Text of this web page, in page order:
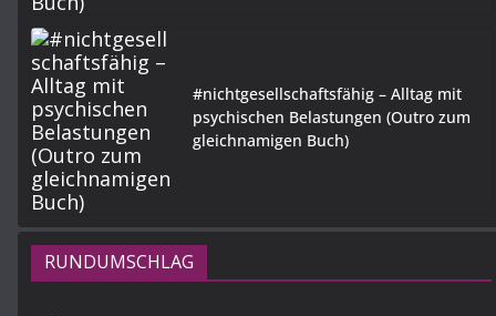
#nichtgesellschaftsfähig – Alltag mit
psychischen Belastungen (Outro zum
gleichnamigen Buch)
RUNDUMSCHLAG